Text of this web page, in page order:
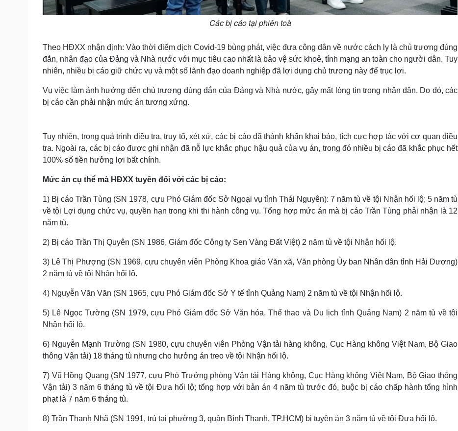
Các bị cáo tại phiên toà
Theo HĐXX nhận định: Vào thời điểm dịch Covid-19 bùng phát, việc đưa công dân về nước cách ly là chủ trương đúng
đắn, nhân đạo của Đảng và Nhà nước với mục tiêu cao nhất là bảo vệ sức khoẻ, tính mạng an toàn cho người dân. Tuy
nhiên, nhiều bị cáo giữ chức vụ và một số lãnh đạo doanh nghiệp đã lợi dụng chủ trương này để trục lợi.
Vụ việc làm ảnh hưởng đến chủ trương đúng đắn của Đảng và Nhà nước, gây mất lòng tin trong nhân dân. Do đó, các
bị cáo cần phải nhận mức án tương xứng.
Tuy nhiên, trong quá trình điều tra, truy tố, xét xử, các bị cáo đã thành khẩn khai báo, tích cực hợp tác với cơ quan điều
tra. Ngoài ra, các bị cáo được ghi nhận đã nỗ lực khắc phục hậu quả của vụ án, trong đó nhiều bị cáo đã khắc phục hết
100% số tiền hưởng lợi bất chính.
Mức án cụ thể mà HĐXX tuyên đối với các bị cáo:
1) Bị cáo Trần Tùng (SN 1978, cựu Phó Giám đốc Sở Ngoại vụ tỉnh Thái Nguyên): 7 năm tù về tội Nhận hối lộ; 5 năm tù
về tội Lợi dụng chức vụ, quyền hạn trong khi thi hành công vụ. Tổng hợp mức án mà bị cáo Trần Tùng phải nhận là 12
năm tù.
2) Bị cáo Trần Thị Quyên (SN 1986, Giám đốc Công ty Sen Vàng Đất Việt) 2 năm tù về tội Nhận hối lộ.
3) Lê Thị Phượng (SN 1969, cựu chuyên viên Phòng Khoa giáo Văn xã, Văn phòng Ủy ban Nhân dân tỉnh Hải Dương)
2 năm tù về tội Nhận hối lộ.
4) Nguyễn Văn Văn (SN 1965, cựu Phó Giám đốc Sở Y tế tỉnh Quảng Nam) 2 năm tù về tội Nhận hối lộ.
5) Lê Ngọc Tường (SN 1979, cựu Phó Giám đốc Sở Văn hóa, Thể thao và Du lịch tỉnh Quảng Nam) 2 năm tù về tội
Nhận hối lộ.
6) Nguyễn Mạnh Trường (SN 1980, cựu chuyên viên Phòng Vận tải hàng không, Cục Hàng không Việt Nam, Bộ Giao
thông Vận tải) 18 tháng tù nhưng cho hưởng án treo về tội Nhận hối lộ.
7) Vũ Hồng Quang (SN 1977, cựu Phó Trưởng phòng Vận tải Hàng không, Cục Hàng không Việt Nam, Bộ Giao thông
Vận tải) 3 năm 6 tháng tù về tội Đưa hối lộ; tổng hợp với bản án 4 năm tù trước đó, buộc bị cáo chấp hành tổng hình
phạt là 7 năm 6 tháng tù.
8) Trần Thanh Nhã (SN 1991, trú tại phường 3, quận Bình Thạnh, TP.HCM) bị tuyên án 3 năm tù về tội Đưa hối lộ.